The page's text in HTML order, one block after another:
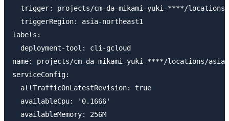
trigger: projects/cm-da-mikami-yuki-****/
  triggerRegion: asia-northeast1
labels:
  deployment-tool: cli-gcloud
name: projects/cm-da-mikami-yuki-****/locations/
serviceConfig:
  allTrafficOnLatestRevision: true
  availableCpu: '0.1666'
  availableMemory: 256M